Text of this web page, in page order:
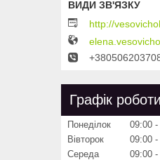
http://
Графік роботи
Понеділок 09:00
Вівторок
09:00
Середа
09:00